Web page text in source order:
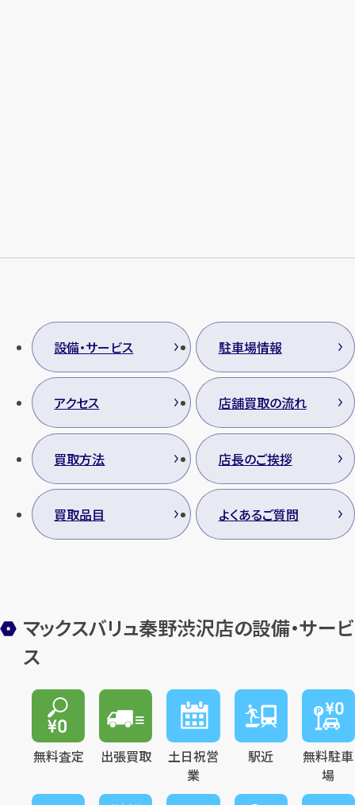
設備・サービス 駐車場情報
アクセス 店舗買取の流れ
買取方法 店長のご挨拶
買取品目 よくあるご質問
マックスバリュ秦野渋沢店の設備・サービ
ス
無料査定 出張買取
土日祝営
業
駅近
無料駐車
場